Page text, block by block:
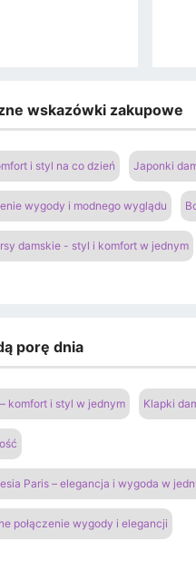
wskazówki zakupowe
i styl na co dzień Japonki
wygody i modnego wyglądu
damskie - styl i komfort w jednym
porę dnia
komfort i styl w jednym Klapki
Paris – elegancja i wygoda w
połączenie wygody i elegancji